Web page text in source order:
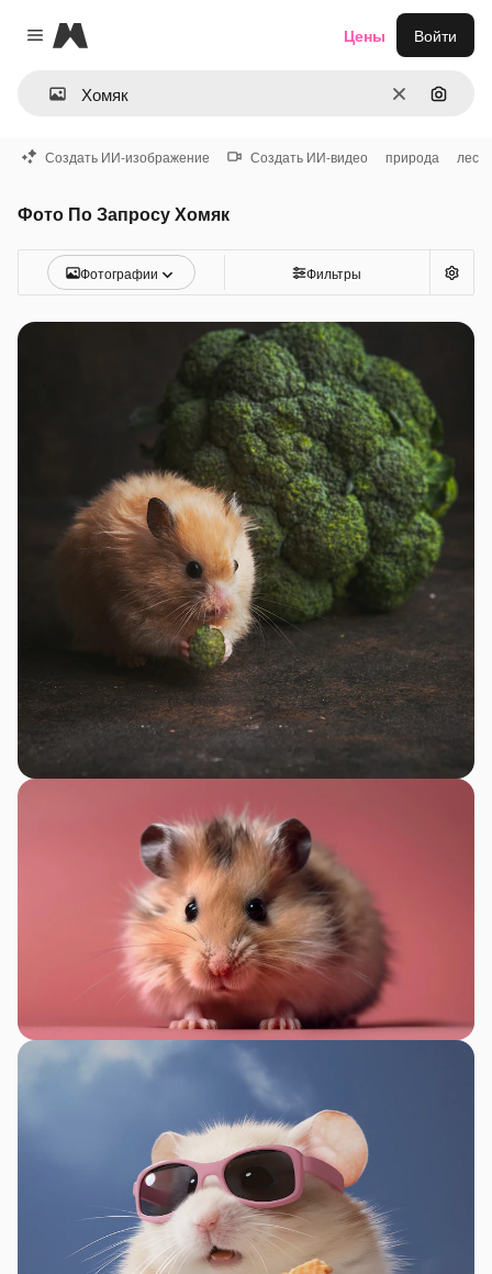
Close menu
Magnific
ОчиститьПоиск
Цены Войти
Создать ИИ-изображение Создать ИИ-видео природа лес
Фото По Запросу Хомяк
Фотографии Фильтры